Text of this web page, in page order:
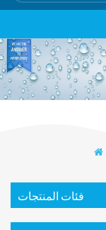
فئات المنتجات